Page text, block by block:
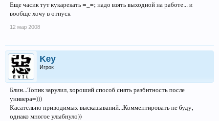
Еще часик тут кукарекать =_=; надо взять выходной на работе... и
вообще хочу в отпуск
12 мар 2008
Key
Игрок
Блин...Топик зарулил, хороший способ снять разбитность после
универа=)))
Касательно приводимых высказываний...Комментировать не буду,
однако многое улыбнуло))